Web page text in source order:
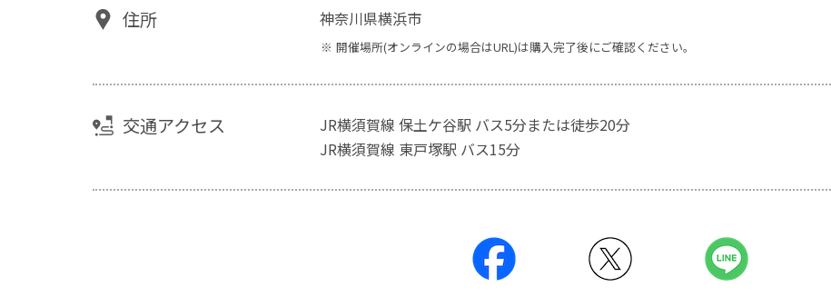
住所 神奈川県横浜市
開催場所(オンラインの場合はURL)は購入完了後にご確認ください。
交通アクセス
JR横須賀線 保土ケ谷駅 バス5分または徒歩20分
JR横須賀線 東戸塚駅 バス15分